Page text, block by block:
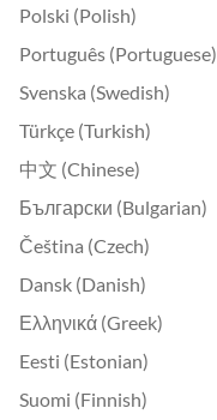
Polski (Polish)
Português (Portuguese)
Svenska (Swedish)
Türkçe (Turkish)
中文 (Chinese)
Български (Bulgarian)
Čeština (Czech)
Dansk (Danish)
Ελληνικά (Greek)
Eesti (Estonian)
Suomi (Finnish)